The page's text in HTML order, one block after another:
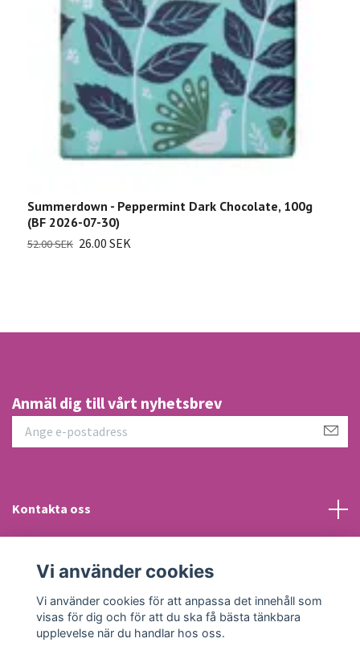
Summerdown - Peppermint Dark Chocolate, 100g
(BF 2026-07-30)
52.00 SEK 26.00 SEK
Anmäl dig till vårt nyhetsbrev
Kontakta oss
Sociala medier
Vi använder cookies
Vi använder cookies för att anpassa det innehåll som
visas för dig och för att du ska få bästa tänkbara
upplevelse när du handlar hos oss.